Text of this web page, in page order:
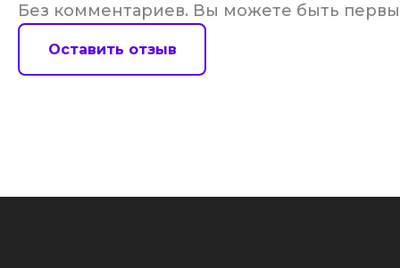
Без комментариев. Вы можете быть
Оставить отзыв